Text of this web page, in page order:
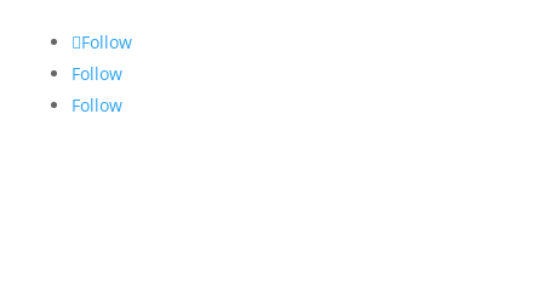
Follow
Follow
Follow